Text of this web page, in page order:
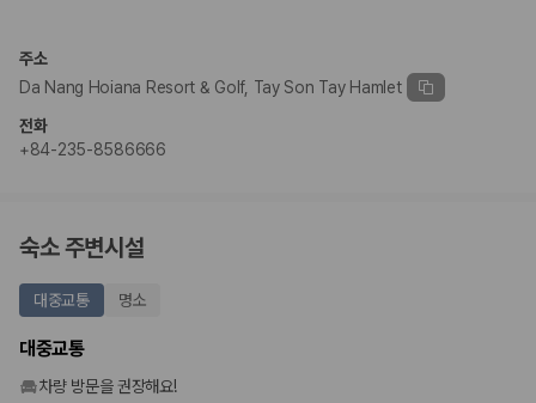
수준을 선택할 수 있습니다.
3. 제주공항 접근성과 셔틀 조건을 함께 확인하세요
제주 렌트카는 차량 인수 위치와 셔틀 편의성에 따라 실제 이용 만족도가
제주도 렌트카 차종별 가격비교
경차·소형차
혼자 또는 2인 여행에 적합하며 제주 렌트카 최저가를 찾는 사용자
가 가장 먼저 비교하는 차종입니다.
준중형·중형차
커플·친구 여행에서 많이 선택되며 가격과 승차감의 균형이 좋은 차
주소
Da Nang Hoiana Resort & Golf, Tay Son Tay Hamlet
전화
+84-235-8586666
숙소 주변시설
대중교통 명소
대중교통
차량 방문을 권장해요!